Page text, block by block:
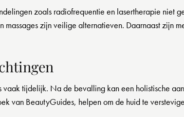
zoals radiofrequentie en lasertherapie niet
zijn veilige alternatieven. Daarnaast zijn
vaak tijdelijk. Na de bevalling kan een holistische
van BeautyGuides, helpen om de huid te